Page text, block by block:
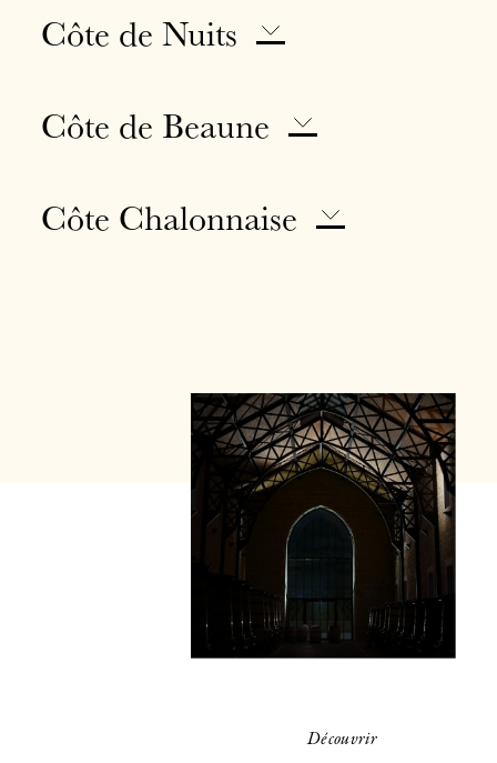
Côte de Nuits
Côte de Beaune
Côte Chalonnaise
Découvrir